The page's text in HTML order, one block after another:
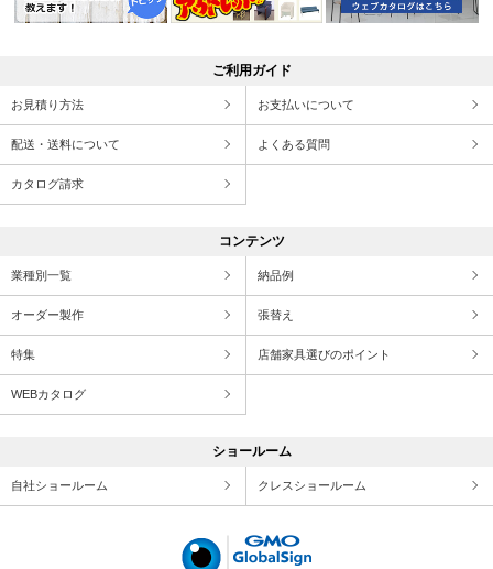
ご利用ガイド
お見積り方法 お支払いについて
配送・送料について よくある質問
カタログ請求
コンテンツ
業種別一覧 納品例
オーダー製作 張替え
特集 店舗家具選びのポイント
WEBカタログ
ショールーム
自社ショールーム クレスショールーム